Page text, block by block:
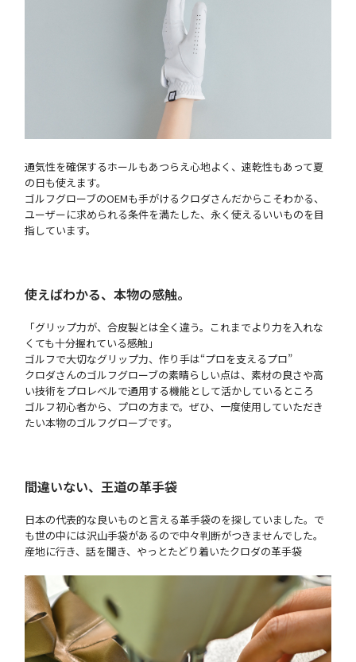
通気性を確保するホールもあつらえ心地よく、速乾性もあって夏
の日も使えます。
ゴルフグローブのOEMも手がけるクロダさんだからこそわかる、
ユーザーに求められる条件を満たした、永く使えるいいものを目
指しています。
使えばわかる、本物の感触。
「グリップ力が、合皮製とは全く違う。これまでより力を入れな
くても十分握れている感触」
ゴルフで大切なグリップ力、作り手は“プロを支えるプロ”
クロダさんのゴルフグローブの素晴らしい点は、素材の良さや高
い技術をプロレベルで通用する機能として活かしているところ
ゴルフ初心者から、プロの方まで。ぜひ、一度使用していただき
たい本物のゴルフグローブです。
間違いない、王道の革手袋
日本の代表的な良いものと言える革手袋のを探していました。で
も世の中には沢山手袋があるので中々判断がつきませんでした。
産地に行き、話を聞き、やっとたどり着いたクロダの革手袋